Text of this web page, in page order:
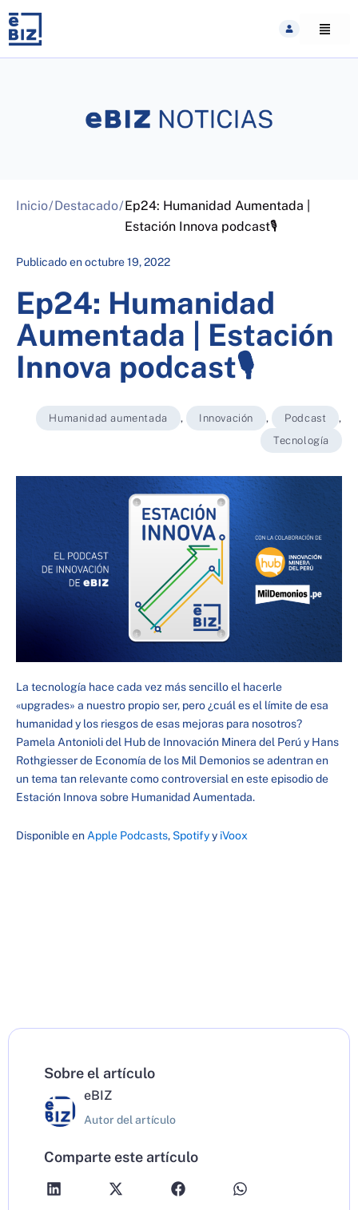
content
Inicio/Destacado/Ep24: Humanidad Aumentada |
Estación Innova podcast🎙
Publicado enoctubre 19, 2022
Ep24: Humanidad
Aumentada | Estación
Innova podcast🎙
Humanidad aumentada , Innovación , Podcast
,
Tecnología
La tecnología hace cada vez más sencillo el hacerle
«upgrades» a nuestro propio ser, pero ¿cuál es el límite de esa
humanidad y los riesgos de esas mejoras para nosotros?
Pamela Antonioli del Hub de Innovación Minera del Perú y Hans
Rothgiesser de Economía de los Mil Demonios se adentran en
un tema tan relevante como controversial en este episodio de
Estación Innova sobre Humanidad Aumentada.
Disponible en Apple Podcasts, Spotifyy iVoox
Sobre el artículo
eBIZ
Autor del artículo
Comparte este artículo